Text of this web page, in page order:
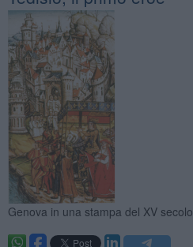
Genova in una stampa del XV secolo